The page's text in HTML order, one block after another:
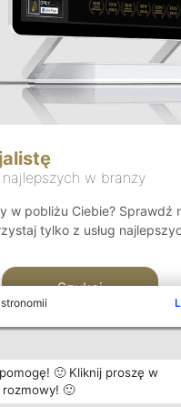
🙂 Kliknij proszę w
🙂
w branży
w pobliżu Ciebie? Sprawdź
tylko z usług
Szukaj